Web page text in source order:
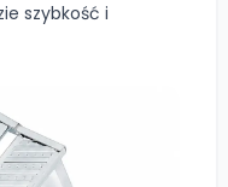
szybkość i